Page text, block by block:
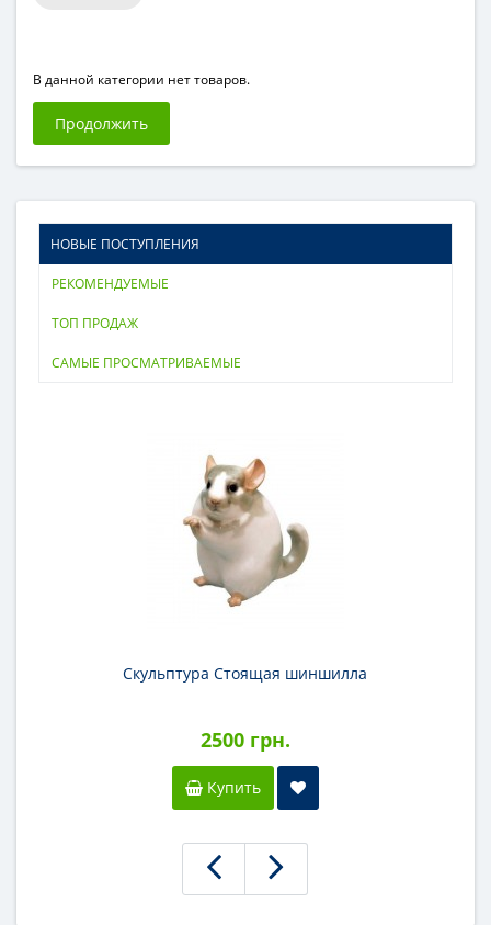
В данной категории нет товаров.
Продолжить
НОВЫЕ ПОСТУПЛЕНИЯ
РЕКОМЕНДУЕМЫЕ
ТОП ПРОДАЖ
САМЫЕ ПРОСМАТРИВАЕМЫЕ
Скульптура Стоящая шиншилла
2500 грн.
Купить